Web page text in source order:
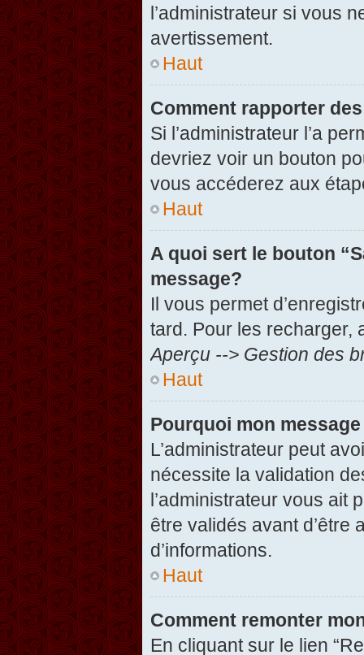
l’administrateur si vous
avertissement.
Haut
Comment rapporter
Si l’administrateur l’a
devriez voir un bouton
vous accéderez aux
Haut
A quoi sert le bouton
message?
Il vous permet
tard. Pour les recharger,
Aperçu --> Gestion des
Haut
Pourquoi mon
L’administrateur peut
nécessite la validation
l’administrateur vous ait
être validés avant d’être
d’informations.
Haut
Comment remonter
En cliquant sur le lien